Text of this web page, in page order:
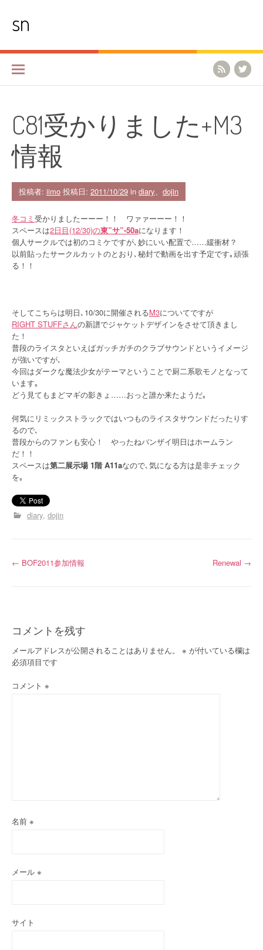
ツ
キ
sn
C81受かりました+M3
情報
投稿者: iimo 投稿日: 2011/10/29 in diary、 dojin
冬コミ 受かりましたーーー！！ ワァァーーー！！
スペースは2日目(12/30)の東”サ”-50aになります！
個人サークルでは初のコミケですが､妙にいい配置で……緩衝材？
以前貼ったサークルカットのとおり､秘封で動画を出す予定です｡頑張
る！！
そしてこちらは明日､10/30に開催されるM3についてですが
RIGHT STUFFさんの新譜でジャケットデザインをさせて頂きまし
た！
普段のライスタといえばガッチガチのクラブサウンドというイメージ
が強いですが､
今回はダークな魔法少女がテーマということで厨二系歌モノとなって
います｡
どう見てもまどマギの影きょ……おっと誰か来たようだ｡
何気にリミックストラックではいつものライスタサウンドだったりす
るので､
普段からのファンも安心！ やったねバンザイ明日はホームラン
だ！！
スペースは第二展示場 1階 A11aなので､気になる方は是非チェック
を｡
diary dojin
投
ビ
ゲ
ー
シ
← BOF2011参加情報 Renewal →
コメントを残す
メールアドレスが公開されることはありません。 ※ が付いている欄は
必須項目です
コメント ※
名前 ※
メール ※
サイト